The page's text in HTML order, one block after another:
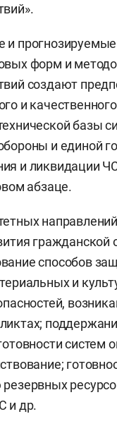
и
форм и
создают
и
базы
и единой
и ликвидации
абзаце.
способов
и
систем
и др.